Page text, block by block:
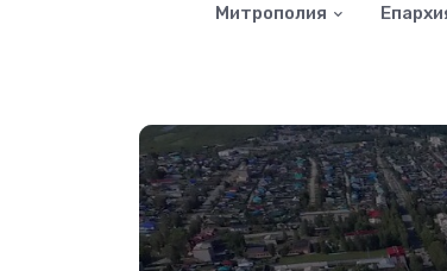
Митрополия